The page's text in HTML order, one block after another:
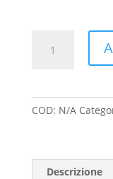
COD: N/A
Descrizione